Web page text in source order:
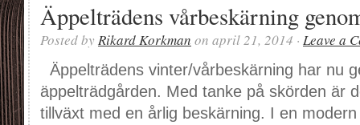
Äppelträdens vårbeskärning
Posted by Rikard Korkman on april 21, 2014 · Leave a
Äppelträdens vinter/vårbeskärning har nu
äppelträdgården. Med tanke på skörden är
tillväxt med en årlig beskärning. I en